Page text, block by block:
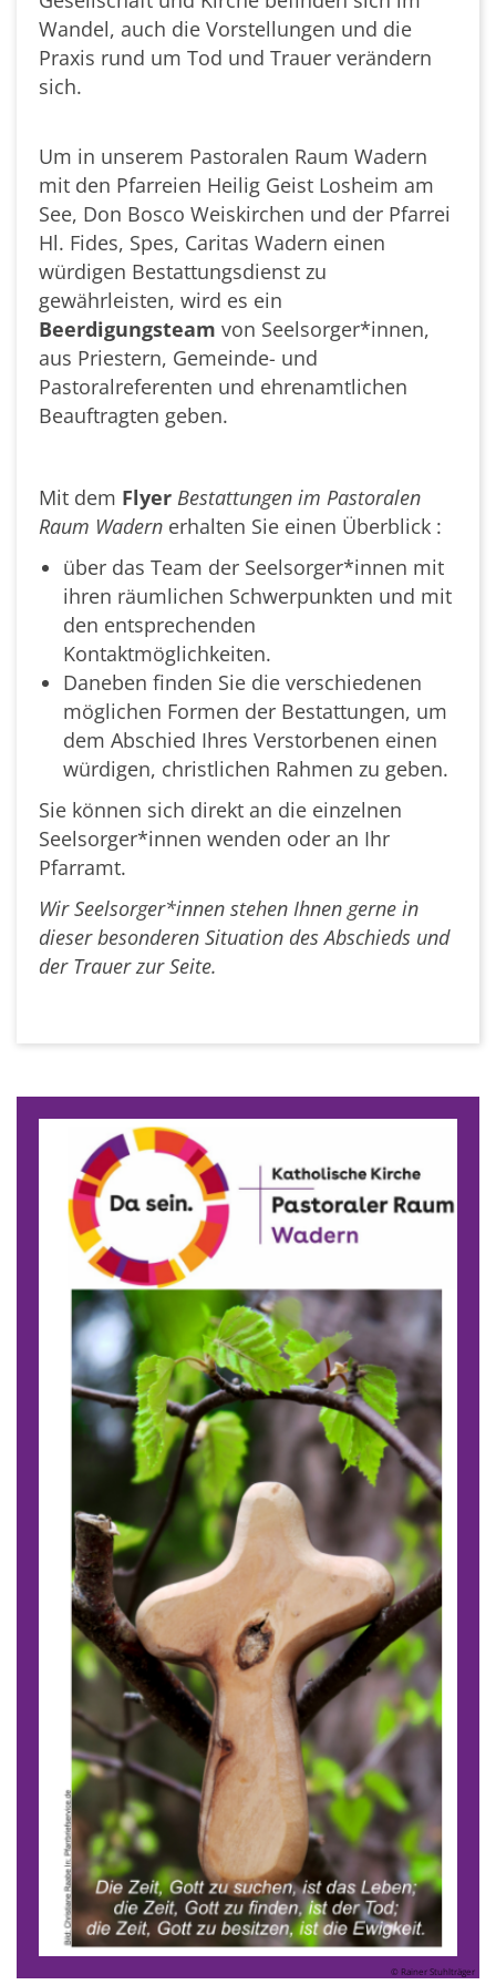
Wandel, auch die Vorstellungen und die
Praxis rund um Tod und Trauer verändern
sich.
Um in unserem Pastoralen Raum Wadern
mit den Pfarreien Heilig Geist Losheim am
See, Don Bosco Weiskirchen und der Pfarrei
Hl. Fides, Spes, Caritas Wadern einen
würdigen Bestattungsdienst zu
gewährleisten, wird es ein
Beerdigungsteam von Seelsorger*innen,
aus Priestern, Gemeinde- und
Pastoralreferenten und ehrenamtlichen
Beauftragten geben.
Mit dem Flyer Bestattungen im Pastoralen
Raum Wadern erhalten Sie einen Überblick :
über das Team der Seelsorger*innen mit
ihren räumlichen Schwerpunkten und mit
den entsprechenden
Kontaktmöglichkeiten.
Daneben finden Sie die verschiedenen
möglichen Formen der Bestattungen, um
dem Abschied Ihres Verstorbenen einen
würdigen, christlichen Rahmen zu geben.
Sie können sich direkt an die einzelnen
Seelsorger*innen wenden oder an Ihr
Pfarramt.
Wir Seelsorger*innen stehen Ihnen gerne in
dieser besonderen Situation des Abschieds und
der Trauer zur Seite.
© Rainer Stuhlträger